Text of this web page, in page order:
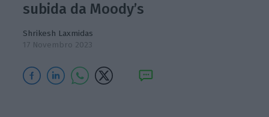
subida da Moody’s
Shrikesh Laxmidas
17 Novembro 2023